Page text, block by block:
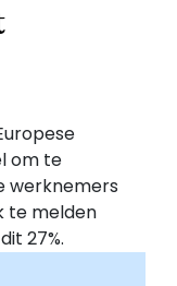
om te
werknemers
te melden
27%.